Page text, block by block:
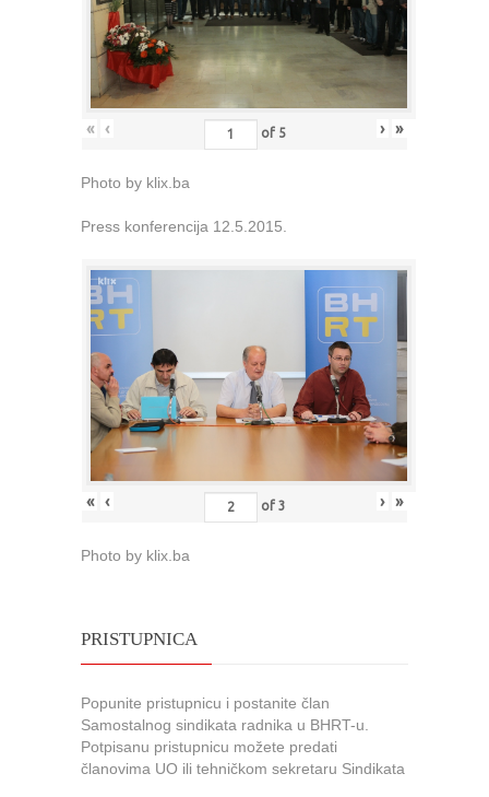
« ‹ of 5 › »
Photo by klix.ba
Press konferencija 12.5.2015.
« ‹ of 3 › »
Photo by klix.ba
PRISTUPNICA
Popunite pristupnicu i postanite član
Samostalnog sindikata radnika u BHRT-u.
Potpisanu pristupnicu možete predati
članovima UO ili tehničkom sekretaru Sindikata